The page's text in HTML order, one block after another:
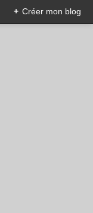
+ Créer mon blog